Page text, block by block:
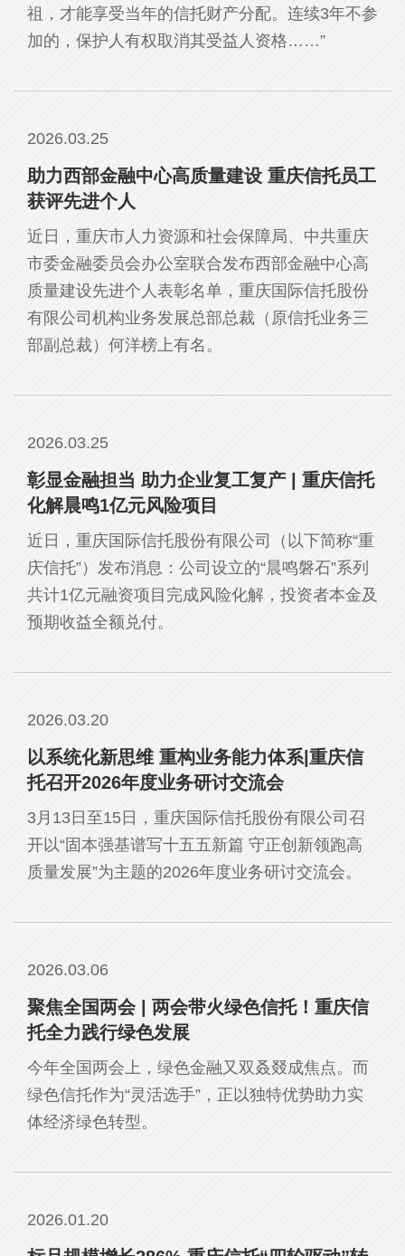
祖，才能享受当年的信托财产分配。连续3年不参
加的，保护人有权取消其受益人资格……”
2026.03.25
助力西部金融中心高质量建设 重庆信托员工
获评先进个人
近日，重庆市人力资源和社会保障局、中共重庆
市委金融委员会办公室联合发布西部金融中心高
质量建设先进个人表彰名单，重庆国际信托股份
有限公司机构业务发展总部总裁（原信托业务三
部副总裁）何洋榜上有名。
2026.03.25
彰显金融担当 助力企业复工复产 | 重庆信托
化解晨鸣1亿元风险项目
近日，重庆国际信托股份有限公司（以下简称“重
庆信托”）发布消息：公司设立的“晨鸣磐石”系列
共计1亿元融资项目完成风险化解，投资者本金及
预期收益全额兑付。
2026.03.20
以系统化新思维 重构业务能力体系|重庆信
托召开2026年度业务研讨交流会
3月13日至15日，重庆国际信托股份有限公司召
开以“固本强基谱写十五五新篇 守正创新领跑高
质量发展”为主题的2026年度业务研讨交流会。
2026.03.06
聚焦全国两会 | 两会带火绿色信托！重庆信
托全力践行绿色发展
今年全国两会上，绿色金融又双叒叕成焦点。而
绿色信托作为“灵活选手”，正以独特优势助力实
体经济绿色转型。
2026.01.20